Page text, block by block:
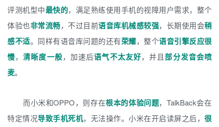
评测机型中最快的，满足熟练使用手机的视障用户需求，整个
体验也非常流畅，不过目前语音库机械感较强，长期使用会稍
感不适。同样有语音库问题的还有荣耀，整个语音引擎反应很
慢，清晰度一般，加速后语气不太友好，并且部分发音会喷
麦。
而小米和OPPO，则存在根本的体验问题，TalkBack会在
特定情况导致手机死机，无法操作。小米在开启读屏之后， 很